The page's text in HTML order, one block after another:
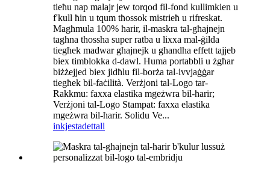
tieħu nap malajr jew torqod fil-fond kullimkien u
f'kull ħin u tqum tħossok mistrieħ u rifreskat.
Magħmula 100% ħarir, il-maskra tal-għajnejn
tagħna tħossha super ratba u lixxa mal-ġilda
tiegħek madwar għajnejk u għandha effett tajjeb
biex timblokka d-dawl. Huma portabbli u żgħar
biżżejjed biex jidħlu fil-borża tal-ivvjaġġar
tiegħek bil-faċilità. Verżjoni tal-Logo tar-
Rakkmu: faxxa elastika mgeżwra bil-ħarir;
Verżjoni tal-Logo Stampat: faxxa elastika
mgeżwra bil-ħarir. Solidu Ve...
inkjestadettall